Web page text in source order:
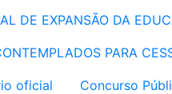
DE EXPANSÃO DA
PARA
oficial Concurso